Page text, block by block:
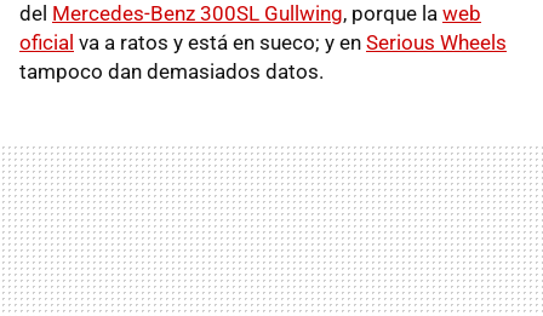
del Mercedes-Benz 300SL Gullwing, porque la web
oficial va a ratos y está en sueco; y en Serious Wheels
tampoco dan demasiados datos.